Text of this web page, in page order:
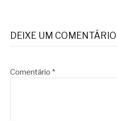
DEIXE UM COMENTÁRIO
Comentário *